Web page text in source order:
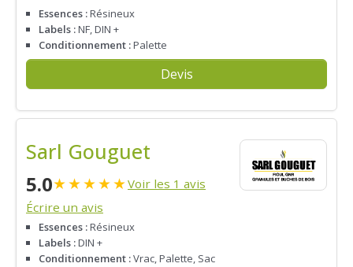
Essences :Résineux
Labels :NF, DIN +
Conditionnement :Palette
Devis
Sarl Gouguet
5.0★★★★★Voir les 1 avis
Écrire un avis
Essences :Résineux
Labels :DIN +
Conditionnement :Vrac, Palette, Sac